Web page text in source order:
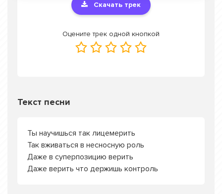
Скачать трек
Оцените трек одной кнопкой
Текст песни
Ты научишься так лицемерить
Так вживаться в несносную роль
Даже в суперпозицию верить
Даже верить что держишь контроль